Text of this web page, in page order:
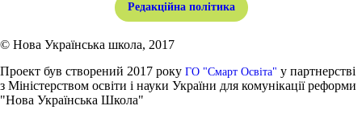
Редакційна політика
© Нова Українська школа, 2017
Проект був створений 2017 року ГО "Смарт Освіта" у партнерстві
з Міністерством освіти і науки України для комунікації реформи
"Нова Українська Школа"